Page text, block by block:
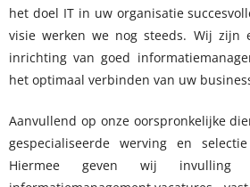
het doel IT in uw organisatie
visie werken we nog steeds. Wij zijn
inrichting van goed
het optimaal verbinden van uw
Aanvullend op onze oorspronkelijke
gespecialiseerde werving en
Hiermee geven wij